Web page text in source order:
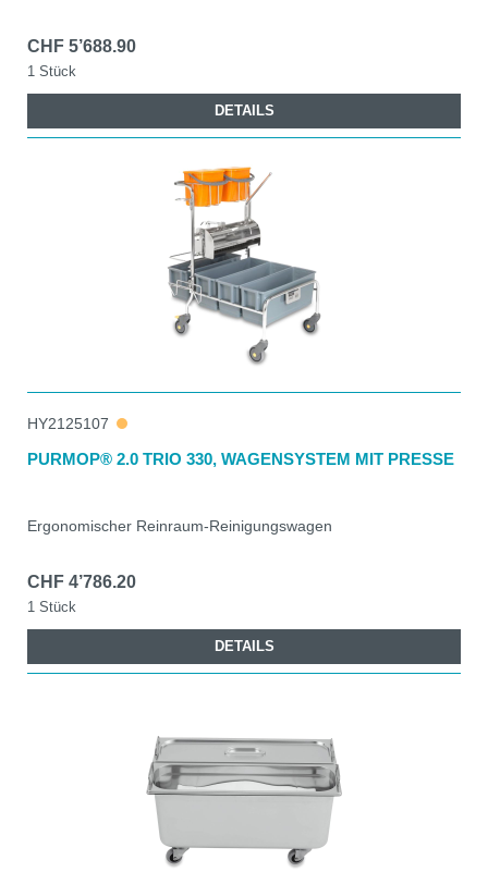
CHF 5’688.90
1 Stück
DETAILS
HY2125107
PURMOP® 2.0 TRIO 330, WAGENSYSTEM MIT PRESSE
Ergonomischer Reinraum-Reinigungswagen
CHF 4’786.20
1 Stück
DETAILS